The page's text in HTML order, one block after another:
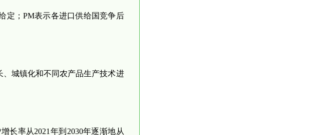
定；PM表示各进口供给国竞争后
、城镇化和不同农产品生产技术进
长率从2021年到2030年逐渐地从